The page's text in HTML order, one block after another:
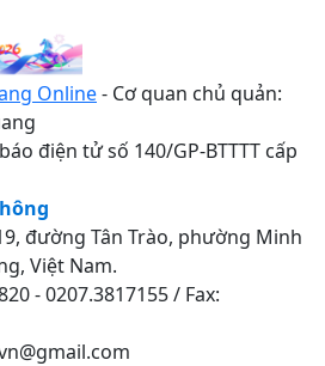
Online- Cơ quan chủ quản:
điện tử số 140/GP-BTTTT cấp
đường Tân Trào, phường Minh
Việt Nam.
- 0207.3817155 / Fax: